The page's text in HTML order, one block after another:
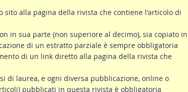
sito alla pagina della rivista che contiene l'articolo di
in sua parte (non superiore al decimo), sia copiato in
di un estratto parziale è sempre obbligatoria
di un link diretto alla pagina della rivista che
di laurea, e ogni diversa pubblicazione, online o
pubblicati in questa rivista è obbligatoria